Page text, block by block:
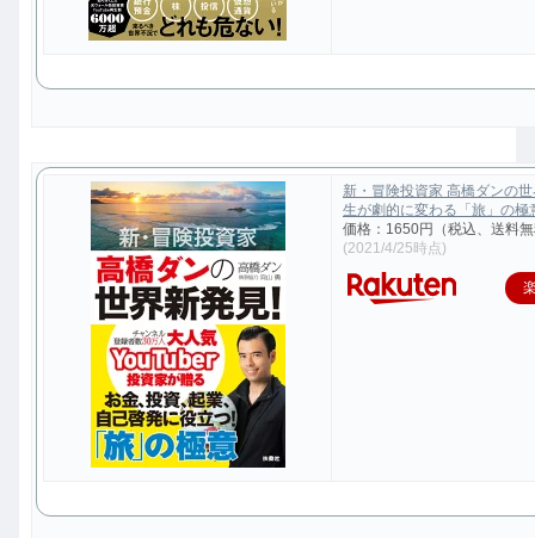
新・冒険投資家 高橋ダンの
生が劇的に変わる「旅」の極
価格：1650円（税込、送料
(2021/4/25時点)